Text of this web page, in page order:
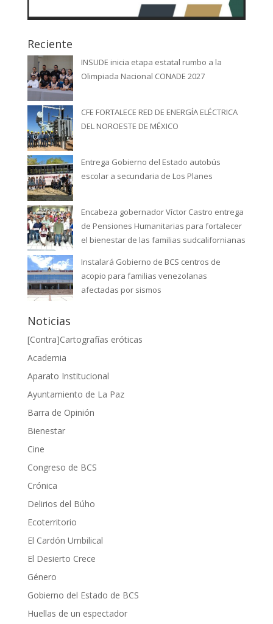
Reciente
INSUDE inicia etapa estatal rumbo a la
Olimpiada Nacional CONADE 2027
CFE FORTALECE RED DE ENERGÍA ELÉCTRICA
DEL NOROESTE DE MÉXICO
Entrega Gobierno del Estado autobús
escolar a secundaria de Los Planes
Encabeza gobernador Víctor Castro entrega
de Pensiones Humanitarias para fortalecer
el bienestar de las familias sudcalifornianas
Instalará Gobierno de BCS centros de
acopio para familias venezolanas
afectadas por sismos
Noticias
[Contra]Cartografías eróticas
Academia
Aparato Institucional
Ayuntamiento de La Paz
Barra de Opinión
Bienestar
Cine
Congreso de BCS
Crónica
Delirios del Búho
Ecoterritorio
El Cardón Umbilical
El Desierto Crece
Género
Gobierno del Estado de BCS
Huellas de un espectador